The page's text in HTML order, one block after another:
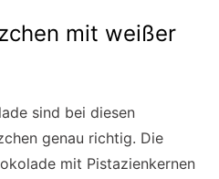
mit weißer
sind bei diesen
genau richtig. Die
mit Pistazienkernen